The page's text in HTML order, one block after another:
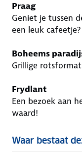
Praag
Geniet je tussen
een leuk cafeetje?
Boheems
Grillige
Frydlant
Een bezoek aan
waard!
Waar bestaat